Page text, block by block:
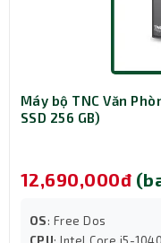
Máy bộ TNC Văn
SSD 256 GB)
12,690,000đ
OS: Free Dos
CPU: Intel Core i5-